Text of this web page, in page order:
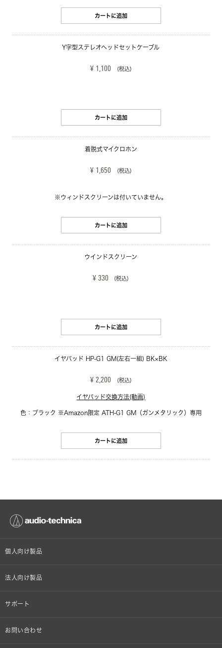
カートに追加
Y字型ステレオヘッドセットケーブル
¥ 1,100 (税込)
カートに追加
着脱式マイクロホン
¥ 1,650 (税込)
※ウィンドスクリーンは付いていません。
カートに追加
ウインドスクリーン
¥ 330 (税込)
カートに追加
イヤパッド HP-G1 GM(左右一組) BK×BK
¥ 2,200 (税込)
イヤパッド交換方法(動画)
色：ブラック ※Amazon限定 ATH-G1 GM（ガンメタリック）専用
カートに追加
個人向け製品
オンラインストア限定
法人向け製品
設備音響機器
サポート
個人向け製品サポート
お問い合わせ